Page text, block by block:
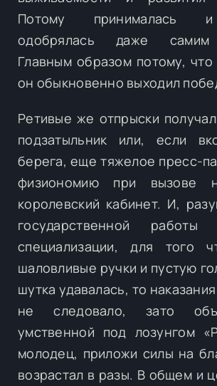
Потому принималась
одобрялась даже самим
Главным образом потому, что
он обыкновенно выходил
Ретивые же отпрыски
подзатыльник или, если
берега, еще тяжелое пресс-
физиономию при вызове
королевский кабинет. И,
государственной
специализации, для того
шаловливые ручки и пустую
шутка удавалась, то
не следовало, зато
умственной под лозунгом
молодец, приложи силы на
возрастал в разы. В общем и